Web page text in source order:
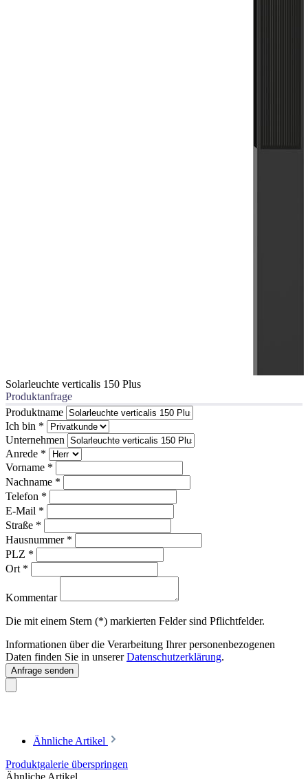
Solarleuchte verticalis 150 Plus
Produktanfrage
Produktname
Ich bin *
Unternehmen
Anrede *
Vorname *
Nachname *
Telefon *
E-Mail *
Straße *
Hausnummer *
PLZ *
Ort *
Kommentar
Die mit einem Stern (*) markierten Felder sind Pflichtfelder.
Informationen über die Verarbeitung Ihrer personenbezogenen
Daten finden Sie in unsererDatenschutzerklärung.
Anfrage senden
Ähnliche Artikel
Produktgalerie überspringen
Ähnliche Artikel